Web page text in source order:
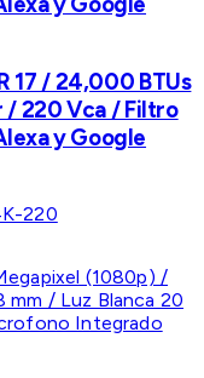
17 / 24,000 BTUs
/ 220 Vca / Filtro
y Google
220